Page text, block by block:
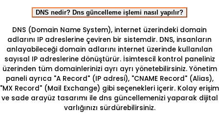
DNS nedir? Dns güncelleme işlemi nasıl yapılır?
DNS (Domain Name System), internet üzerindeki domain
adlarını IP adreslerine çeviren bir sistemdir. DNS, insanların
anlayabileceği domain adlarını internet üzerinde kullanılan
sayısal IP adreslerine dönüştürür. İsimtescil kontrol paneliniz
üzerinden tüm domainlerinizi ayrı ayrı yönetebilirsiniz. Yönetim
paneli ayrıca "A Record" (IP adresi), "CNAME Record" (Alias),
"MX Record" (Mail Exchange) gibi seçenekleri içerir. Kolay erişim
ve sade arayüz tasarımı ile dns güncellemenizi yaparak dijital
varlığınızı sürdürebilirsiniz.